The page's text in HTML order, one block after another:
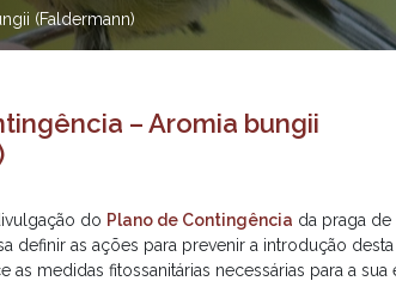
(Faldermann)
– Aromia bungii
do Plano de Contingência da praga de
definir as ações para prevenir a introdução
as medidas fitossanitárias necessárias para a